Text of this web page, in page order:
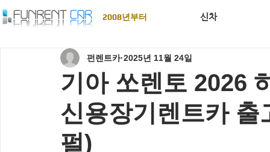
2008년부터 신차
기아 쏘렌토 2026
신용장기렌트카 출
펄)
펀렌트카 2025년 11월 24일